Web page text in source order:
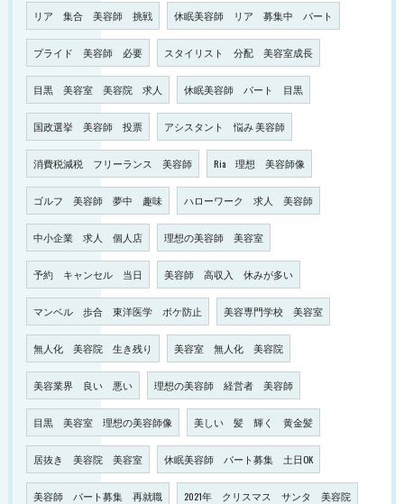
リア 集合 美容師 挑戦 休眠美容師 リア 募集中 パート
プライド 美容師 必要 スタイリスト 分配 美容室成長
目黒 美容室 美容院 求人 休眠美容師 パート 目黒
国政選挙 美容師 投票 アシスタント 悩み 美容師
消費税減税 フリーランス 美容師 Ria 理想 美容師像
ゴルフ 美容師 夢中 趣味 ハローワーク 求人 美容師
中小企業 求人 個人店 理想の美容師 美容室
予約 キャンセル 当日 美容師 高収入 休みが多い
マンベル 歩合 東洋医学 ボケ防止 美容専門学校 美容室
無人化 美容院 生き残り 美容室 無人化 美容院
美容業界 良い 悪い 理想の美容師 経営者 美容師
目黒 美容室 理想の美容師像 美しい 髪 輝く 黄金髪
居抜き 美容院 美容室 休眠美容師 パート募集 土日OK
美容師 パート募集 再就職 2021年 クリスマス サンタ 美容院